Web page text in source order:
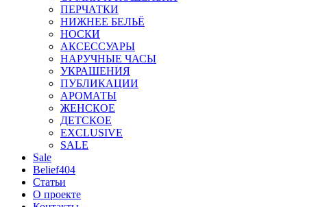
ПЕРЧАТКИ
НИЖНЕЕ БЕЛЬЁ
НОСКИ
АКСЕССУАРЫ
НАРУЧНЫЕ ЧАСЫ
УКРАШЕНИЯ
ПУБЛИКАЦИИ
АРОМАТЫ
ЖЕНСКОЕ
ДЕТСКОЕ
EXCLUSIVE
SALE
Sale
Belief404
Статьи
О проекте